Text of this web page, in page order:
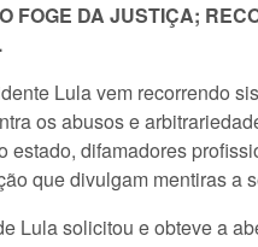
FOGE DA JUSTIÇA;
Lula vem recorrendo
os abusos e
estado, difamadores
que divulgam mentiras a
Lula solicitou e obteve a